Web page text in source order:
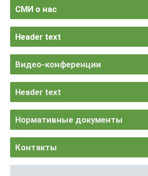
СМИ о нас
Header text
Видео-конференции
Header text
Нормативные документы
Контакты